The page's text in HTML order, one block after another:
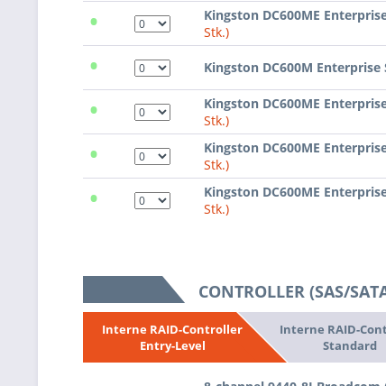
• Kingston DC600ME
Stk.)
• Kingston DC600M Enterprise
• Kingston DC600ME
Stk.)
• Kingston DC600ME
Stk.)
• Kingston DC600ME
Stk.)
CONTROLLER (SAS/
Interne RAID-Controller
Entry-Level
Interne RAID-
Standard